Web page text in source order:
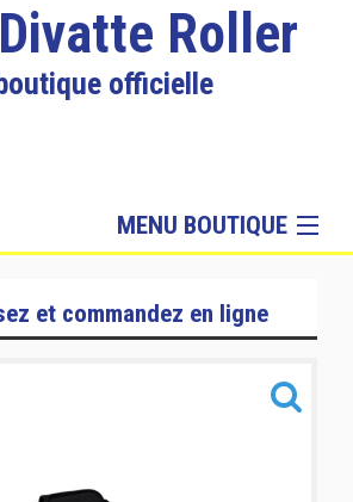
Roller
officielle
MENU BOUTIQUE
& Accessoires
et commandez en ligne